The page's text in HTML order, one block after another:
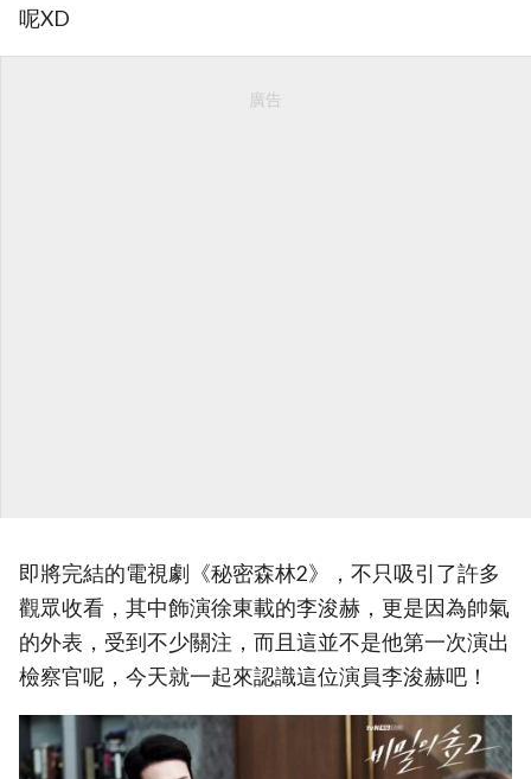
呢XD
廣告
即將完結的電視劇《秘密森林2》，不只吸引了許多
觀眾收看，其中飾演徐東載的李浚赫，更是因為帥氣
的外表，受到不少關注，而且這並不是他第一次演出
檢察官呢，今天就一起來認識這位演員李浚赫吧！